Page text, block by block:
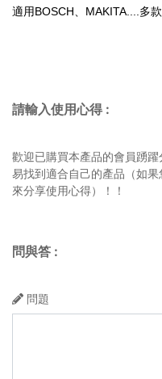
適用BOSCH、MAKITA....多
請輸入使用心得 :
歡迎已購買本產品的會員踴
易找到適合自己的產品（如
來分享使用心得）！！
問與答 :
問題